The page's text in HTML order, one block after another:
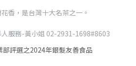
香，是台灣十大名茶之一。
服務-黃小姐 02-2931-1698#8603
評選之2024年銀髮友善食品